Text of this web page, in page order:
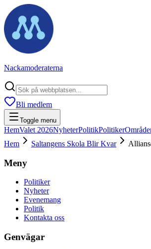
Nackamoderaterna
Bli medlem
Toggle menu
HemValet 2026NyheterPolitikPolitiker
Hem
Saltangens Skola Blir Kvar
Meny
Politiker
Nyheter
Evenemang
Politik
Kontakta oss
Genvägar